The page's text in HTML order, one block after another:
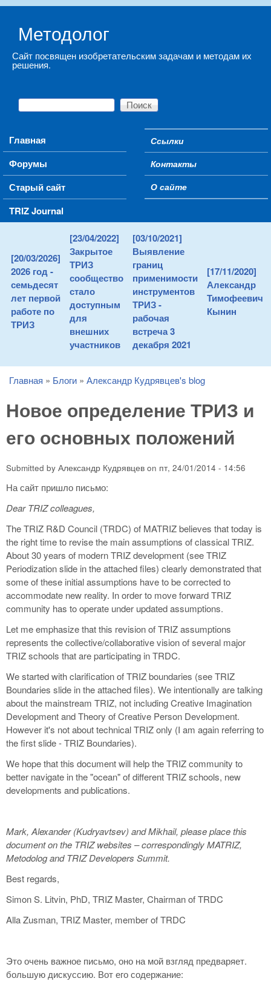
Методолог
Сайт посвящен изобретательским задачам и методам их
решения.
Форма поиска
Поиск
Main menu
Главная
Форумы
Старый сайт
TRIZ Journal
Secondary menu
Ссылки
Контакты
О сайте
[20/03/2026]
2026 год -
семьдесят
лет первой
работе по
ТРИЗ
[23/04/2022]
Закрытое
ТРИЗ
сообщество
стало
доступным
для
внешних
участников
[03/10/2021]
Выявление
границ
применимости
инструментов
ТРИЗ -
рабочая
встреча 3
декабря 2021
[17/11/2020]
Александр
Тимофеевич
Кынин
You are here
Главная » Блоги » Александр Кудрявцев's blog
Новое определение ТРИЗ и
его основных положений
Submitted by Александр Кудрявцев on пт, 24/01/2014 - 14:56
На сайт пришло письмо:
Dear TRIZ colleagues,
The TRIZ R&D Council (TRDC) of MATRIZ believes that today is
the right time to revise the main assumptions of classical TRIZ.
About 30 years of modern TRIZ development (see TRIZ
Periodization slide in the attached files) clearly demonstrated that
some of these initial assumptions have to be corrected to
accommodate new reality. In order to move forward TRIZ
community has to operate under updated assumptions.
Let me emphasize that this revision of TRIZ assumptions
represents the collective/collaborative vision of several major
TRIZ schools that are participating in TRDC.
We started with clarification of TRIZ boundaries (see TRIZ
Boundaries slide in the attached files). We intentionally are talking
about the mainstream TRIZ, not including Creative Imagination
Development and Theory of Creative Person Development.
However it's not about technical TRIZ only (I am again referring to
the first slide - TRIZ Boundaries).
We hope that this document will help the TRIZ community to
better navigate in the "ocean" of different TRIZ schools, new
developments and publications.
Mark, Alexander (Kudryavtsev) and Mikhail, please place this
document on the TRIZ websites – correspondingly MATRIZ,
Metodolog and TRIZ Developers Summit.
Best regards,
Simon S. Litvin, PhD, TRIZ Master, Chairman of TRDC
Alla Zusman, TRIZ Master, member of TRDC
Это очень важное письмо, оно на мой взгляд предваряет.
большую дискуссию. Вот его содержание: